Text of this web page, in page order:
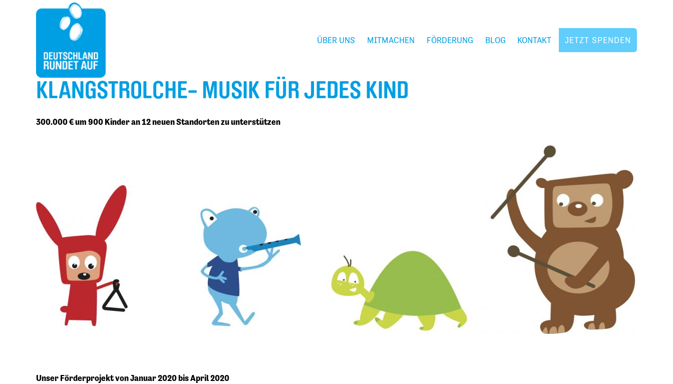
ÜBER UNS MITMACHEN FÖRDERUNG BLOG KONTAKT JETZT SPENDEN
KLANGSTROLCHE- MUSIK FÜR JEDES KIND
300.000 € um 900 Kinder an 12 neuen Standorten zu unterstützen
Unser Förderprojekt von Januar 2020 bis April 2020